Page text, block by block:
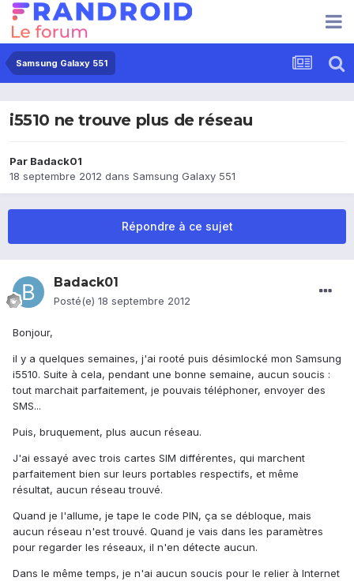
Samsung Galaxy 551
i5510 ne trouve plus de réseau
Par Badack01
18 septembre 2012 dans Samsung Galaxy 551
Répondre à ce sujet
Badack01
Posté(e) 18 septembre 2012
Bonjour,
il y a quelques semaines, j'ai rooté puis désimlocké mon Samsung
i5510. Suite à cela, pendant une bonne semaine, aucun soucis :
tout marchait parfaitement, je pouvais téléphoner, envoyer des
SMS...
Puis, bruquement, plus aucun réseau.
J'ai essayé avec trois cartes SIM différentes, qui marchent
parfaitement bien sur leurs portables respectifs, et même
résultat, aucun réseau trouvé.
Quand je l'allume, je tape le code PIN, ça se débloque, mais
aucun réseau n'est trouvé. Quand je vais dans les paramètres
pour regarder les réseaux, il n'en détecte aucun.
Dans le même temps, je n'ai aucun soucis pour le relier à Internet